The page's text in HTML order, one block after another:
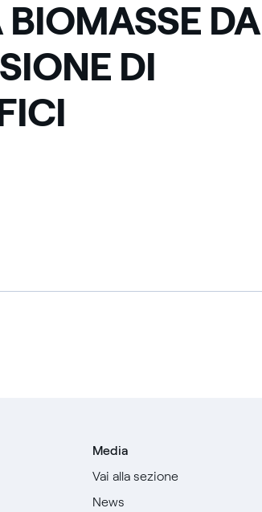
DA
DI
Media
Vai alla sezione
News